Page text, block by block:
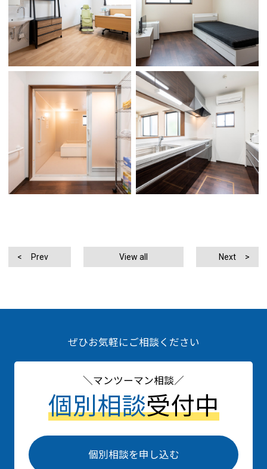
Prev View all Next
ぜひお気軽にご相談ください
マンツーマン相談
個別相談受付中
個別相談を申し込む